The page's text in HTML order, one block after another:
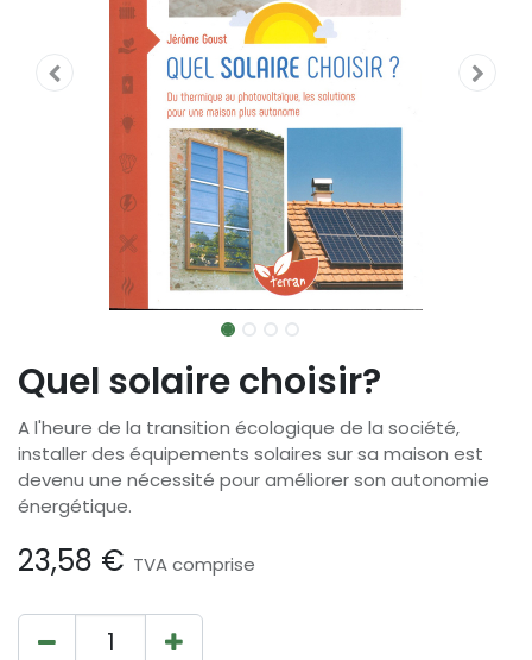
Quel solaire choisir?
A l'heure de la transition écologique de la société,
installer des équipements solaires sur sa maison est
devenu une nécessité pour améliorer son autonomie
énergétique.
23,58 € TVA comprise